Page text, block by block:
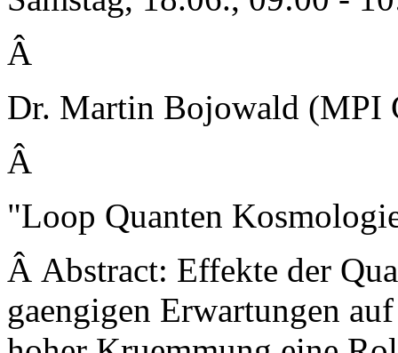
Â
Dr. Martin Bojowald (MPI
Â
"Loop Quanten
Â Abstract: Effekte der
gaengigen Erwartungen